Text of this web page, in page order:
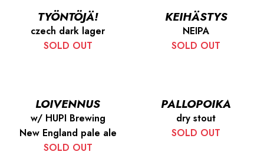
TYÖNTÖJÄ!
czech dark lager
SOLD OUT
KEIHÄSTYS
NEIPA
SOLD OUT
LOIVENNUS
w/ HUPI Brewing
New England pale ale
SOLD OUT
PALLOPOIKA
dry stout
SOLD OUT